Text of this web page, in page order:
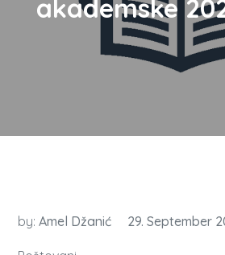
akademske
by:Amel Džanić 29. September